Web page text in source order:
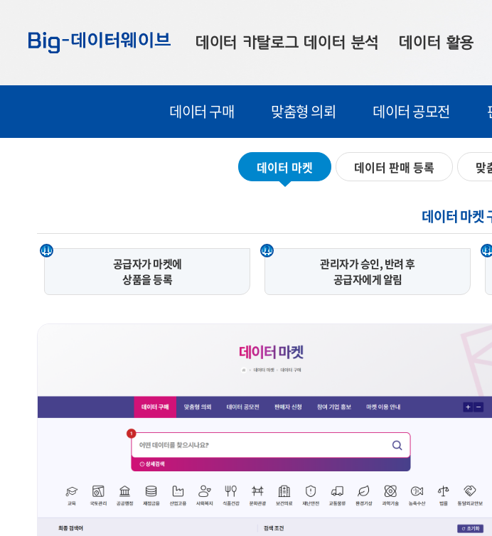
기
기
기
데이터 카탈로그
부산데이터
맞춤형 데이터
연계 데이터
데이터 오류 신고
데이터 분석
우수사례
셀프 분석
데이터 활용
시각화 서비스
데이터 활용 서비스
주소 좌표 변환
프로파일링
데이터 구매 맞춤형 의뢰 데이터 공모전
데이터 마켓 데이터 판매 등록 맞
데이터 마켓
1
공급자가 마켓에
상품을 등록
2
관리자가 승인, 반려 후
공급자에게 알림
3